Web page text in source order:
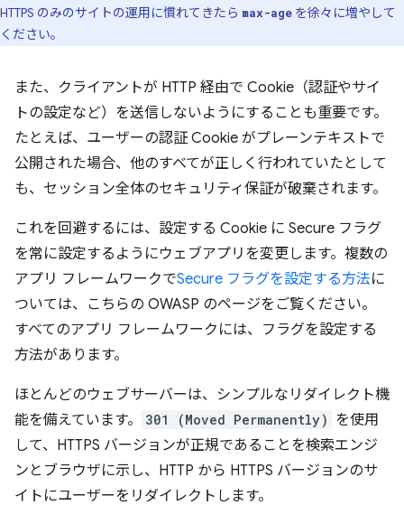
HTTPS のみのサイトの運用に慣れてきたら max-age を徐々に増やして
ください。
また、クライアントが HTTP 経由で Cookie（認証やサイ
トの設定など）を送信しないようにすることも重要です。
たとえば、ユーザーの認証 Cookie がプレーンテキストで
公開された場合、他のすべてが正しく行われていたとして
も、セッション全体のセキュリティ保証が破棄されます。
これを回避するには、設定する Cookie に Secure フラグ
を常に設定するようにウェブアプリを変更します。複数の
アプリ フレームワークでSecure フラグを設定する方法に
ついては、こちらの OWASP のページをご覧ください。
すべてのアプリ フレームワークには、フラグを設定する
方法があります。
ほとんどのウェブサーバーは、シンプルなリダイレクト機
能を備えています。
301 (Moved Permanently) を使用
して、HTTPS バージョンが正規であることを検索エンジ
ンとブラウザに示し、HTTP から HTTPS バージョンのサ
イトにユーザーをリダイレクトします。